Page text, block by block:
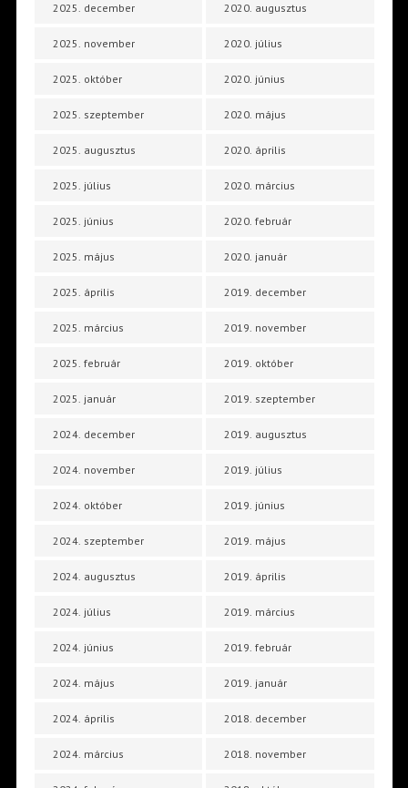
2025. december
2025. november
2025. október
2025. szeptember
2025. augusztus
2025. július
2025. június
2025. május
2025. április
2025. március
2025. február
2025. január
2024. december
2024. november
2024. október
2024. szeptember
2024. augusztus
2024. július
2024. június
2024. május
2024. április
2024. március
2020. augusztus
2020. július
2020. június
2020. május
2020. április
2020. március
2020. február
2020. január
2019. december
2019. november
2019. október
2019. szeptember
2019. augusztus
2019. július
2019. június
2019. május
2019. április
2019. március
2019. február
2019. január
2018. december
2018. november